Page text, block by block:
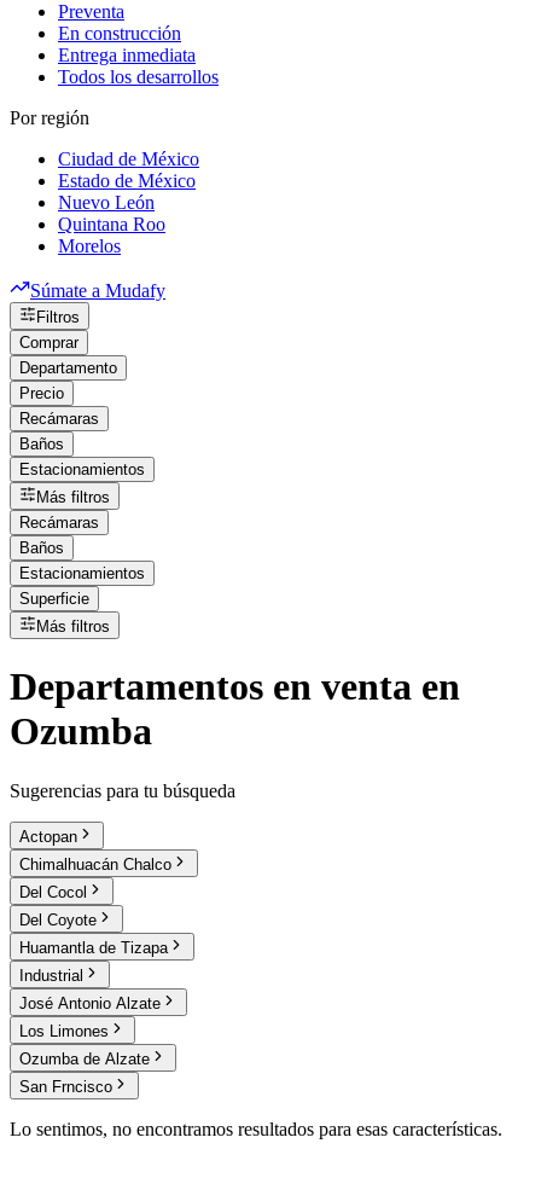
Preventa
En construcción
Entrega inmediata
Todos los desarrollos
Por región
Ciudad de México
Estado de México
Nuevo León
Quintana Roo
Morelos
Súmate a Mudafy
Filtros
Comprar
Departamento
Precio
Recámaras
Baños
Estacionamientos
Más filtros
Recámaras
Baños
Estacionamientos
Superficie
Más filtros
Departamentos en venta en
Ozumba
Sugerencias para tu búsqueda
Actopan
Chimalhuacán Chalco
Del Cocol
Del Coyote
Huamantla de Tizapa
Industrial
José Antonio Alzate
Los Limones
Ozumba de Alzate
San Frncisco
Lo sentimos, no encontramos resultados para esas características.